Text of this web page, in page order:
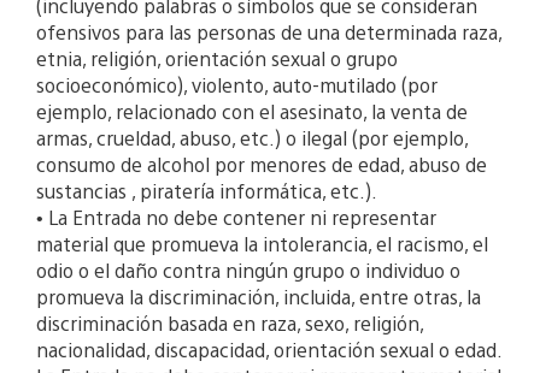
(incluyendo palabras o símbolos que se consideran
ofensivos para las personas de una determinada raza,
etnia, religión, orientación sexual o grupo
socioeconómico), violento, auto-mutilado (por
ejemplo, relacionado con el asesinato, la venta de
armas, crueldad, abuso, etc.) o ilegal (por ejemplo,
consumo de alcohol por menores de edad, abuso de
sustancias , piratería informática, etc.).
• La Entrada no debe contener ni representar
material que promueva la intolerancia, el racismo, el
odio o el daño contra ningún grupo o individuo o
promueva la discriminación, incluida, entre otras, la
discriminación basada en raza, sexo, religión,
nacionalidad, discapacidad, orientación sexual o edad.